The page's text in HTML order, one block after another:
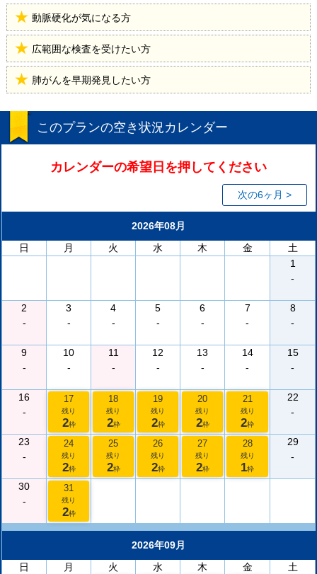
動脈硬化が気になる方
広範囲な検査を受けたい方
肺がんを早期発見したい方
このプランの空き状況カレンダー
カレンダーの希望日を押してください
次の6ヶ月 >
2026年08月
日
月 火 水 木 金
土
1
-
2
-
3
-
4
-
5
-
6
-
7
-
8
-
9
-
10
-
11
-
12
-
13
-
14
-
15
-
16
-
17
残り
2枠
18
残り
2枠
19
残り
2枠
20
残り
2枠
21
残り
2枠
22
-
23
-
24
残り
2枠
25
残り
2枠
26
残り
2枠
27
残り
2枠
28
残り
1枠
29
-
30
-
31
残り
2枠
2026年09月
日
月 火 水 木 金 土